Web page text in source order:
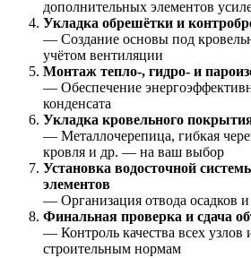
дополнительных элементов
Укладка обрешётки и
— Создание основы под
учётом вентиляции
Монтаж тепло-, гидро- и
— Обеспечение
конденсата
Укладка кровельного
— Металлочерепица, гибкая
кровля и др. — на ваш выбор
Установка водосточной
элементов
— Организация отвода осадков и
Финальная проверка и сдача
— Контроль качества всех узлов
строительным нормам